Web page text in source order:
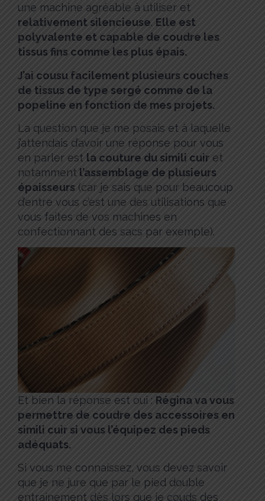
une machine agréable à utiliser et
relativement silencieuse. Elle est
polyvalente et capable de coudre les
tissus fins comme les plus épais.
J’ai cousu facilement plusieurs couches
de tissus de type sergé comme de la
popeline en fonction de mes projets.
La question que je me posais et à laquelle
j’attendais d’avoir une réponse pour vous
en parler est la couture du simili cuir et
notamment l’assemblage de plusieurs
épaisseurs (car je sais que pour beaucoup
d’entre vous c’est une des utilisations que
vous faites de vos machines en
confectionnant des sacs par exemple).
Et bien la réponse est oui : Régina va vous
permettre de coudre des accessoires en
simili cuir si vous l’équipez des pieds
adéquats.
Si vous me connaissez, vous devez savoir
que je ne jure que par le pied double
entrainement dès lors que je couds des